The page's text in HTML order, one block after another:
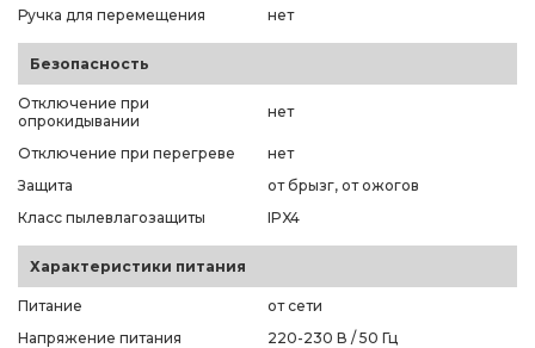
Ручка для перемещения
нет
Безопасность
Отключение при
опрокидывании
нет
Отключение при перегреве
нет
Защита
от брызг, от ожогов
Класс пылевлагозащиты
IPX4
Характеристики питания
Питание
от сети
Напряжение питания
220-230 В / 50 Гц